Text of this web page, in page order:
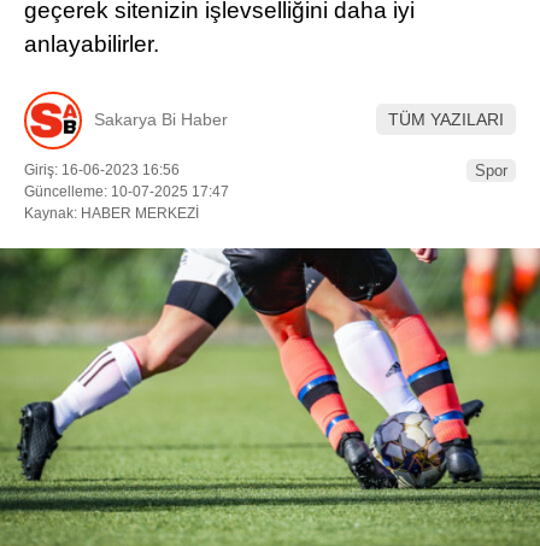
Facebook
Instagram
SAĞLIK
DÜNYADAN
SERVISLER
geçerek sitenizin işlevselliğini daha iyi
anlayabilirler.
Sakarya Bi Haber TÜM YAZILARI
Giriş: 16-06-2023 16:56
Güncelleme: 10-07-2025 17:47
Kaynak: HABER MERKEZİ
Spor